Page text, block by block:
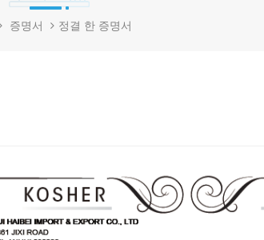
증명서 정결 한 증명서